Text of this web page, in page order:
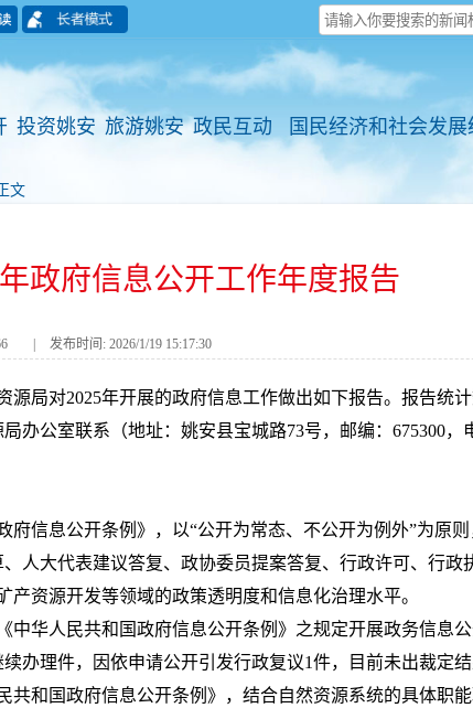
投资姚安 旅游姚安 政民互动 国民经济和社会发展
文
政府信息公开工作年度报告
发布时间: 2026/1/19 15:17:30
局对2025年开展的政府信息工作做出如下报告。报告统计
办公室联系（地址：姚安县宝城路73号，邮编：675300，
府信息公开条例》，以“公开为常态、不公开为例外”为原
人大代表建议答复、政协委员提案答复、行政许可、行政
资源开发等领域的政策透明度和信息化治理水平。
中华人民共和国政府信息公开条例》之规定开展政务信息
办理件，因依申请公开引发行政复议1件，目前未出裁定结
共和国政府信息公开条例》，结合自然资源系统的具体职